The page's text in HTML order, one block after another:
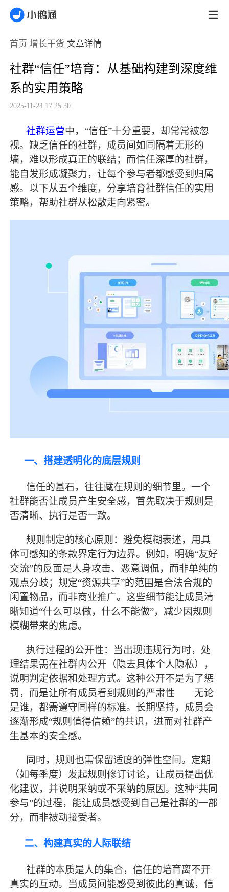
首页 增长干货 文章详情
社群“信任”培育：从基础构建到深度维
系的实用策略
2025-11-24 17:25:30
社群运营中， “信任”十分重要，却常常被忽
视。缺乏信任的社群，成员间如同隔着无形的
墙，难以形成真正的联结；而信任深厚的社群，
能自发形成凝聚力，让每个参与者都感受到归属
感。以下从五个维度，分享培育社群信任的实用
策略，帮助社群从松散走向紧密。
一、搭建透明化的底层规则
信任的基石，往往藏在规则的细节里。一个
社群能否让成员产生安全感，首先取决于规则是
否清晰、执行是否一致。
规则制定的核心原则：避免模糊表述，用具
体可感知的条款界定行为边界。例如，明确“友好
交流”的反面是人身攻击、恶意调侃，而非单纯的
观点分歧；规定“资源共享”的范围是合法合规的
闲置物品，而非商业推广。这些细节能让成员清
晰知道“什么可以做，什么不能做”，减少因规则
模糊带来的焦虑。
执行过程的公开性：当出现违规行为时，处
理结果需在社群内公开（隐去具体个人隐私），
说明判定依据和处理方式。这种公开不是为了惩
罚，而是让所有成员看到规则的严肃性——无论
是谁，都需遵守同样的标准。长期坚持，成员会
逐渐形成“规则值得信赖”的共识，进而对社群产
生基本的安全感。
同时，规则也需保留适度的弹性空间。定期
（如每季度）发起规则修订讨论，让成员提出优
化建议，并说明采纳或不采纳的原因。这种“共同
参与”的过程，能让成员感受到自己是社群的一部
分，而非被动接受者。
二、构建真实的人际联结
社群的本质是人的集合，信任的培育离不开
真实的互动。当成员间能感受到彼此的真诚，信